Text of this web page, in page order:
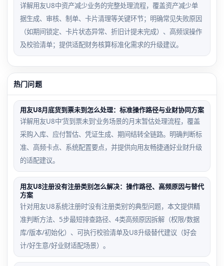
详解用友U8中资产减少业务的完整处理流程，覆盖资产减少单
据生成、审核、制单、卡片清理等关键环节；明确常见失败原因
（如期间锁定、卡片状态异常、折旧计提未完成）、高频误操作
及校验清单；提供适配财务核算标准化需求的升级建议。
热门问题
用友U8月底货到票未到怎么处理：标准操作路径与业财协同方案
详解用友U8中‘货到票未到’业务场景的月末暂估处理流程，覆盖
采购入库、应付暂估、凭证生成、期间结转全链路。明确判断标
准、高频卡点、系统配置要点，并提供向用友畅捷通好业财升级
的适配建议。
用友U8注册没有注册类别怎么解决：操作路径、高频原因与替代
方案
针对用友U8系统注册时‘没有注册类别’的典型问题，本文提供精
准判断方法、5步最短排查路径、4类高频原因拆解（权限/数据
库/版本/初始化）、可执行校验清单及U8升级替代建议（好会
计/好生意/好业财适配场景）。